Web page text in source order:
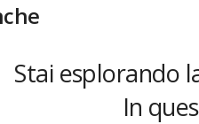
Stai esplorando
In